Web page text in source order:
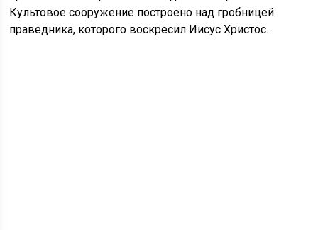
Культовое сооружение построено над гробницей
праведника, которого воскресил Иисус Христос.